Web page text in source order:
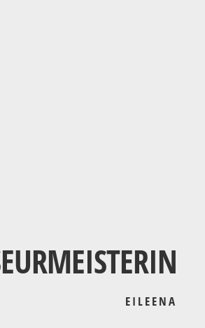
EILEENA